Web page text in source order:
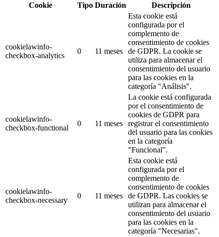
Cookie
Tipo Duración Descripción
cookielawinfo-
checkbox-analytics
0 11 meses
Esta cookie está
configurada por el
complemento de
consentimiento de cookies
de GDPR. La cookie se
utiliza para almacenar el
consentimiento del usuario
para las cookies en la
categoría "Análisis".
cookielawinfo-
checkbox-functional
0 11 meses
La cookie está configurada
por el consentimiento de
cookies de GDPR para
registrar el consentimiento
del usuario para las cookies
en la categoría
"Funcional".
cookielawinfo-
checkbox-necessary
0 11 meses
Esta cookie está
configurada por el
complemento de
consentimiento de cookies
de GDPR. Las cookies se
utilizan para almacenar el
consentimiento del usuario
para las cookies en la
categoría "Necesarias".